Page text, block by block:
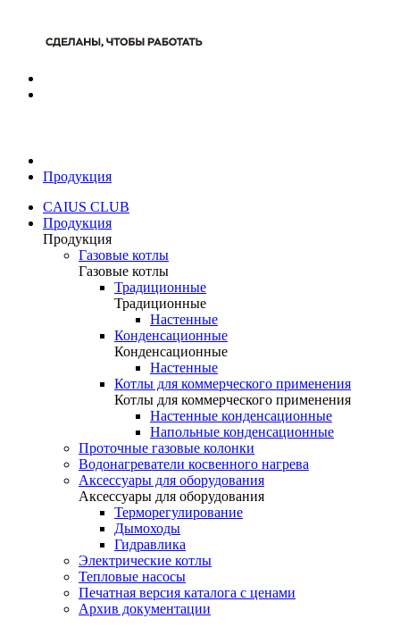
Продукция
CAIUS CLUB
Продукция
Продукция
Газовые котлы
Газовые котлы
Традиционные
Традиционные
Настенные
Конденсационные
Конденсационные
Настенные
Котлы для коммерческого применения
Котлы для коммерческого применения
Настенные конденсационные
Напольные конденсационные
Проточные газовые колонки
Водонагреватели косвенного нагрева
Аксессуары для оборудования
Аксессуары для оборудования
Терморегулирование
Дымоходы
Гидравлика
Электрические котлы
Тепловые насосы
Печатная версия каталога с ценами
Архив документации